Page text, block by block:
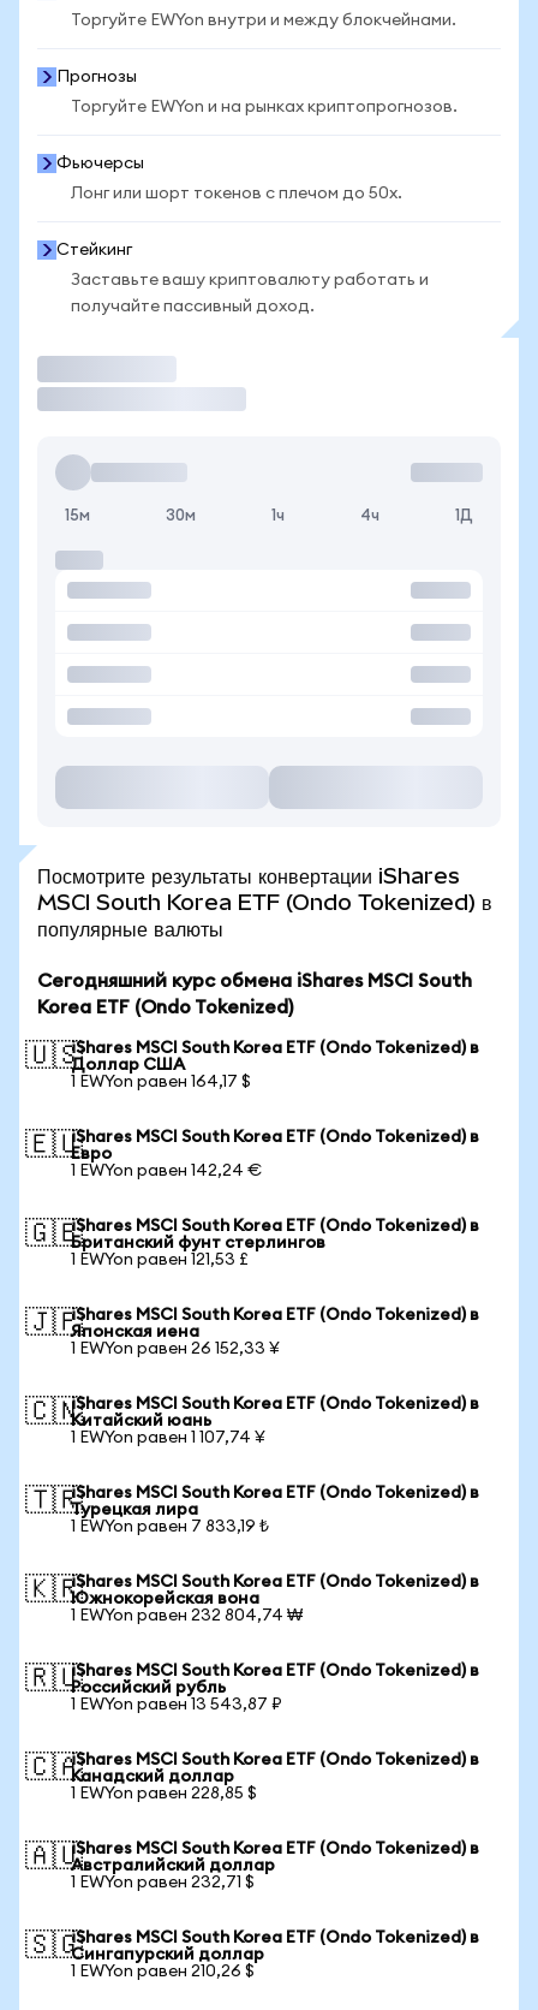
Торгуйте EWYon внутри и между блокчейнами.
Прогнозы
Торгуйте EWYon и на рынках криптопрогнозов.
Фьючерсы
Лонг или шорт токенов с плечом до 50x.
Стейкинг
Заставьте вашу криптовалюту работать и
получайте пассивный доход.
15м 30м 1ч 4ч 1Д
Посмотрите результаты конвертации iShares
MSCI South Korea ETF (Ondo Tokenized) в
популярные валюты
Сегодняшний курс обмена iShares MSCI South
Korea ETF (Ondo Tokenized)
🇺🇸iShares MSCI South Korea ETF (Ondo Tokenized) в
Доллар США
1 EWYon равен 164,17 $
🇪🇺iShares MSCI South Korea ETF (Ondo Tokenized) в
Евро
1 EWYon равен 142,24 €
🇬🇧iShares MSCI South Korea ETF (Ondo Tokenized) в
Британский фунт стерлингов
1 EWYon равен 121,53 £
🇯🇵iShares MSCI South Korea ETF (Ondo Tokenized) в
Японская иена
1 EWYon равен 26 152,33 ¥
🇨🇳iShares MSCI South Korea ETF (Ondo Tokenized) в
Китайский юань
1 EWYon равен 1 107,74 ¥
🇹🇷iShares MSCI South Korea ETF (Ondo Tokenized) в
Турецкая лира
1 EWYon равен 7 833,19 ₺
🇰🇷iShares MSCI South Korea ETF (Ondo Tokenized) в
Южнокорейская вона
1 EWYon равен 232 804,74 ₩
🇷🇺iShares MSCI South Korea ETF (Ondo Tokenized) в
Российский рубль
1 EWYon равен 13 543,87 ₽
🇨🇦iShares MSCI South Korea ETF (Ondo Tokenized) в
Канадский доллар
1 EWYon равен 228,85 $
🇦🇺iShares MSCI South Korea ETF (Ondo Tokenized) в
Австралийский доллар
1 EWYon равен 232,71 $
🇸🇬iShares MSCI South Korea ETF (Ondo Tokenized) в
Сингапурский доллар
1 EWYon равен 210,26 $